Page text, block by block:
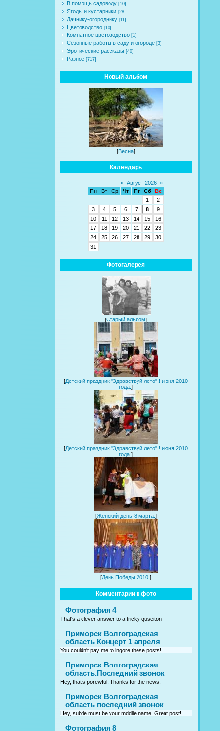
В помощь садоводу [10]
Ягоды и кустарники [28]
Дачнику-огороднику [11]
Цветоводство [10]
Комнатное цветоводство [1]
Сезонные работы в саду и огороде [3]
Эротические рассказы [40]
Разное [717]
Новый альбом
[Весна]
Календарь
« Август 2026 »
Пн
Вт Ср Чт Пт Сб
Вс
1
2
3
4 5 6 7 8
9
10
11 12 13 14 15
16
17
18 19 20 21 22
23
24
25 26 27 28 29
30
31
Фотогалерея
[Старый альбом]
[Детский праздник "Здравствуй лето".! июня 2010
года.]
[Детский праздник "Здравствуй лето".! июня 2010
года.]
[Женский день-8 марта. ]
[День Победы 2010.]
Комментарии к фото
Фотография 4
That's a clever answer to a tricky quseiton
Приморск Волгоградская
область Концерт 1 апреля
You couldn't pay me to ingore these posts!
Приморск Волгоградская
область.Последний звонок
Hey, that's porewful. Thanks for the news.
Приморск Волгоградская
область последний звонок
Hey, subtle must be your mddlie name. Great post!
Фотография 8